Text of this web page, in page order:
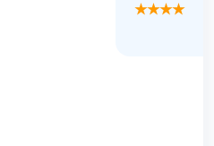
★★★★